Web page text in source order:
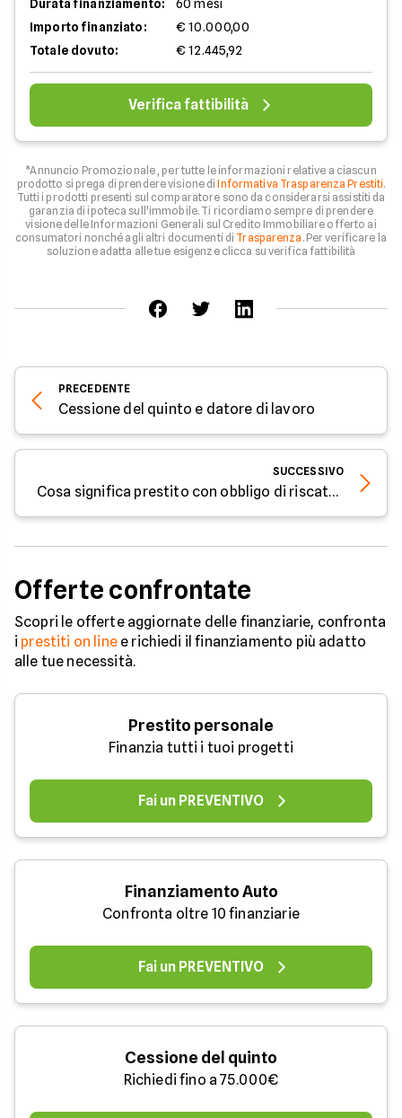
Durata finanziamento:
60 mesi
Importo finanziato:
€ 10.000,00
Totale dovuto:
€ 12.445,92
Verifica fattibilità
*Annuncio Promozionale , per tutte le informazioni relative a ciascun
prodotto si prega di prendere visione diInformativa Trasparenza Prestiti.
Tutti i prodotti presenti sul comparatore sono da considerarsi assistiti da
garanzia di ipoteca sull'immobile. Ti ricordiamo sempre di prendere
visione delle Informazioni Generali sul Credito Immobiliare offerto ai
consumatori nonché agli altri documenti di Trasparenza . Per verificare la
soluzione adatta alle tue esigenze clicca su verifica fattibilità
PRECEDENTE
Cessione del quinto e datore di lavoro
SUCCESSIVO
Cosa significa prestito con obbligo di riscatto
Offerte confrontate
Scopri le offerte aggiornate delle finanziarie, confronta
i prestiti on linee richiedi il finanziamento più adatto
alle tue necessità.
Prestito personale
Finanzia tutti i tuoi progetti
Fai un PREVENTIVO
Finanziamento Auto
Confronta oltre 10 finanziarie
Fai un PREVENTIVO
Cessione del quinto
Richiedi fino a 75.000€